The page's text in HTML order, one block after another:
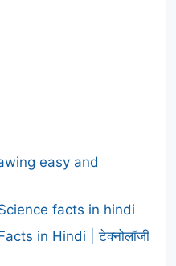
easy and
Science facts in hindi
in Hindi | टेक्नोलॉजी